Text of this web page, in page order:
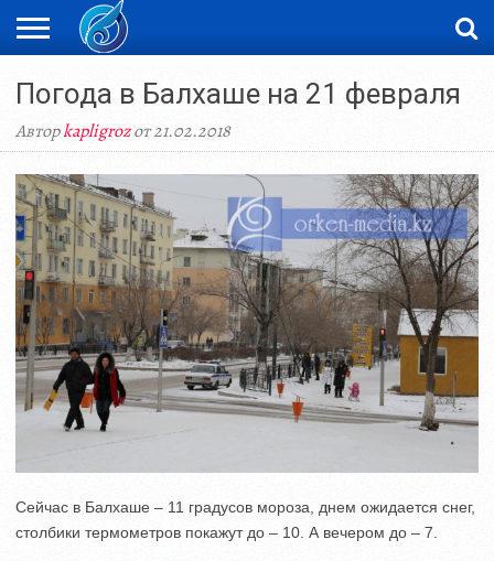
ЖАҢАЛЫҚТАР
НОВОСТИ
ВИДЕО
ФОТОРЕПОРТАЖИ
ОРКЕН
LIVETV
Погода в Балхаше на 21 февраля
Авторkapligrozот 21.02.2018
Сейчас в Балхаше – 11 градусов мороза, днем ожидается снег,
столбики термометров покажут до – 10. А вечером до – 7.